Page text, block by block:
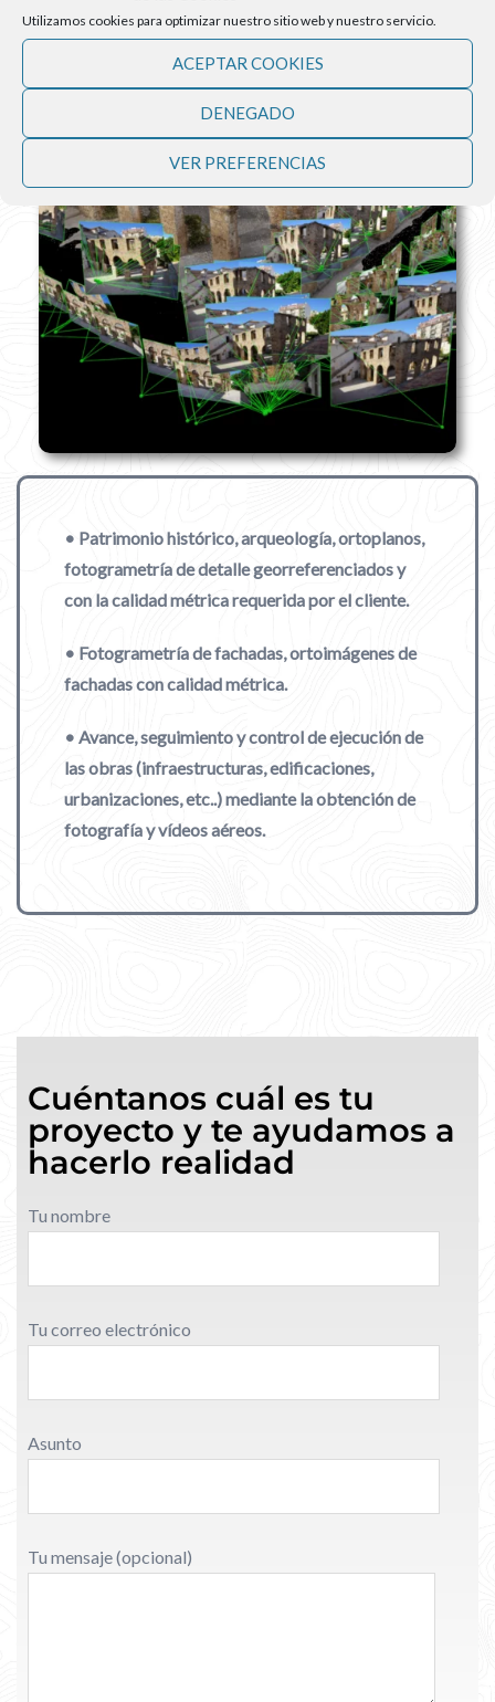
Utilizamos cookies para optimizar nuestro sitio web y nuestro servicio.
ACEPTAR COOKIES
DENEGADO
VER PREFERENCIAS
• Patrimonio histórico, arqueología, ortoplanos,
fotogrametría de detalle georreferenciados y
con la calidad métrica requerida por el cliente.
• Fotogrametría de fachadas, ortoimágenes de
fachadas con calidad métrica.
• Avance, seguimiento y control de ejecución de
las obras (infraestructuras, edificaciones,
urbanizaciones, etc..) mediante la obtención de
fotografía y vídeos aéreos.
Cuéntanos cuál es tu
proyecto y te ayudamos a
hacerlo realidad
Tu nombre
Tu correo electrónico
Asunto
Tu mensaje (opcional)